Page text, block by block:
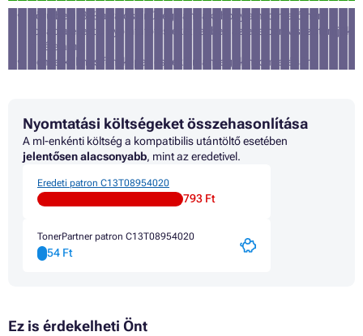
körülbelül 3% a valószínűsége annak, hogy a nyomtató nem
fogadja el ezt a nyomtatófestéket (ebben az esetben visszatérítjük
a vételárat)
nem alkalmas fényképek és reklámanyagok nyomtatására
Nyomtatási költségeket összehasonlítása
A ml-enkénti költség a kompatibilis utántöltő esetében
jelentősen alacsonyabb, mint az eredetivel.
Eredeti patron C13T08954020
793 Ft
TonerPartner patron C13T08954020
54 Ft
Ez is érdekelheti Önt